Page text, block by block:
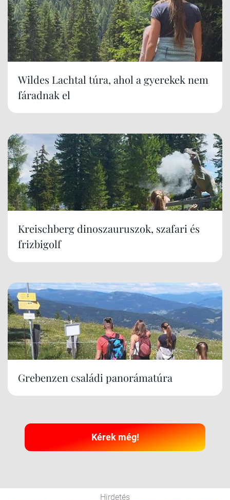
Wildes Lachtal túra, ahol a gyerekek nem
fáradnak el
Kreischberg dinoszauruszok, szafari és
frizbigolf
Grebenzen családi panorámatúra
Kérek még!
Hirdetés